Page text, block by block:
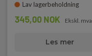
Lav lagerbeholdning
345,00 NOK Ekskl. mva
Les mer